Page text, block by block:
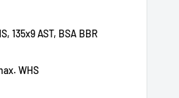
ATELIER
route).
135x9 AST, BSA BBR
WHS